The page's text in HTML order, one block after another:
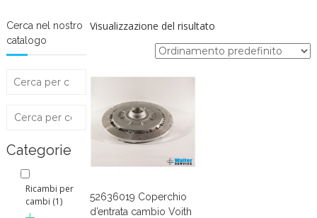
Walter
Service
Srl
Visualizzazione del risultato
52636019 Coperchio
d’entrata cambio Voith
Cerca nel nostro
catalogo
Categorie
Ricambi per
cambi (1)